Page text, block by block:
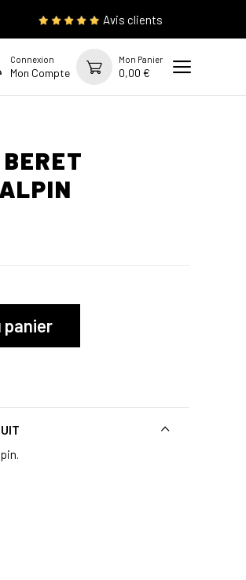
Avis clients
Connexion
Mon Compte
Mon Panier
0,00 €
panier